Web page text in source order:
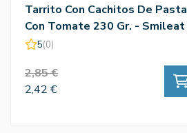
Tarrito Con Cachitos De Pasta
Con Tomate 230 Gr. - Smileat
5(0)
2,85 €
2,42 €